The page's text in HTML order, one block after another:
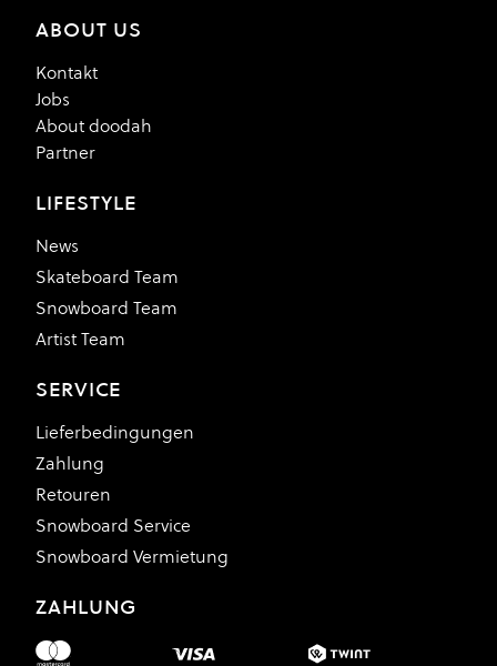
ABOUT US
Kontakt
Jobs
About doodah
Partner
LIFESTYLE
News
Skateboard Team
Snowboard Team
Artist Team
SERVICE
Lieferbedingungen
Zahlung
Retouren
Snowboard Service
Snowboard Vermietung
ZAHLUNG